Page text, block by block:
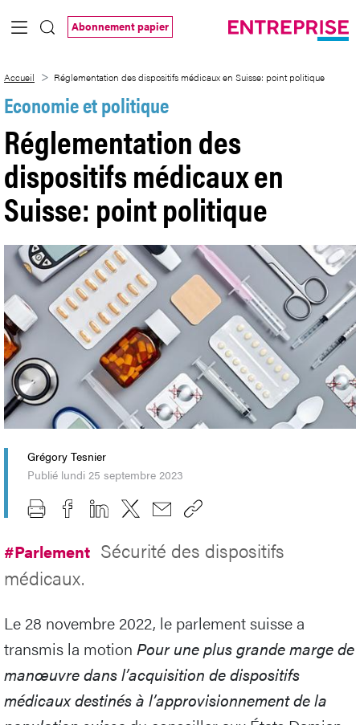
Saut au contenu principal
Abonnement papier
Accueil Réglementation des dispositifs médicaux en Suisse: point politique
Economie et politique
Réglementation des
dispositifs médicaux en
Suisse: point politique
Grégory Tesnier
Publié lundi 25 septembre 2023
#Parlement Sécurité des dispositifs
médicaux.
Le 28 novembre 2022, le parlement suisse a
transmis la motion Pour une plus grande marge de
manœuvre dans l’acquisition de dispositifs
médicaux destinés à l’approvisionnement de la